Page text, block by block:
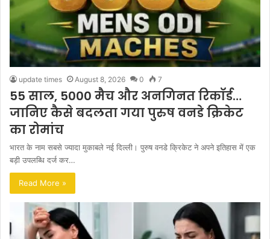
update times August 8, 2026 0 7
55 साल, 5000 मैच और अनगिनत रिकॉर्ड…
जानिए कैसे बदलता गया पुरुष वनडे क्रिकेट
का रोमांच
भारत के नाम सबसे ज्यादा मुकाबले नई दिल्ली। पुरुष वनडे क्रिकेट ने अपने इतिहास में एक
बड़ी उपलब्धि दर्ज कर…
Read More »